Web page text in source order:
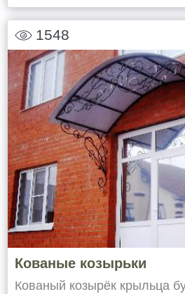
1548
Кованые козырьки
Кованый козырёк крыльца